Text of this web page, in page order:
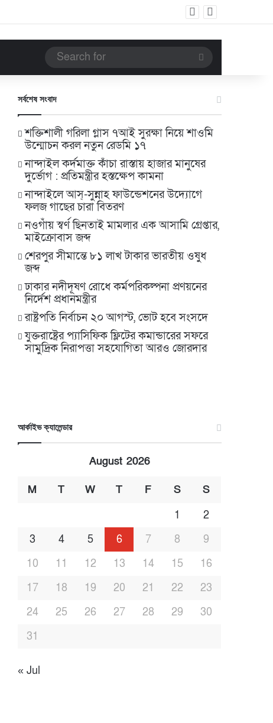
for
সর্বশেষ সংবাদ
শক্তিশালী গরিলা গ্লাস ৭আই সুরক্ষা নিয়ে শাওমি
উন্মোচন করল নতুন রেডমি ১৭
নান্দাইল কর্দমাক্ত কাঁচা রাস্তায় হাজার মানুষের
দুর্ভোগ : প্রতিমন্ত্রীর হস্তক্ষেপ কামনা
নান্দাইলে আস্-সুন্নাহ ফাউন্ডেশনের উদ্যোগে
ফলজ গাছের চারা বিতরণ
নওগাঁয় স্বর্ণ ছিনতাই মামলার এক আসামি গ্রেপ্তার,
মাইক্রোবাস জব্দ
শেরপুর সীমান্তে ৮১ লাখ টাকার ভারতীয় ওষুধ
জব্দ
ঢাকার নদীদূষণ রোধে কর্মপরিকল্পনা প্রণয়নের
নির্দেশ প্রধানমন্ত্রীর
রাষ্ট্রপতি নির্বাচন ২০ আগস্ট, ভোট হবে সংসদে
যুক্তরাষ্ট্রের প্যাসিফিক ফ্লিটের কমান্ডারের সফরে
সামুদ্রিক নিরাপত্তা সহযোগিতা আরও জোরদার
আর্কাইভ ক্যালেন্ডার
August 2026
M T W T F S
S
1
2
3
4 5 6 7 8
9
10
11 12 13 14 15
16
17
18 19 20 21 22
23
24
25 26 27 28 29
30
31
« Jul